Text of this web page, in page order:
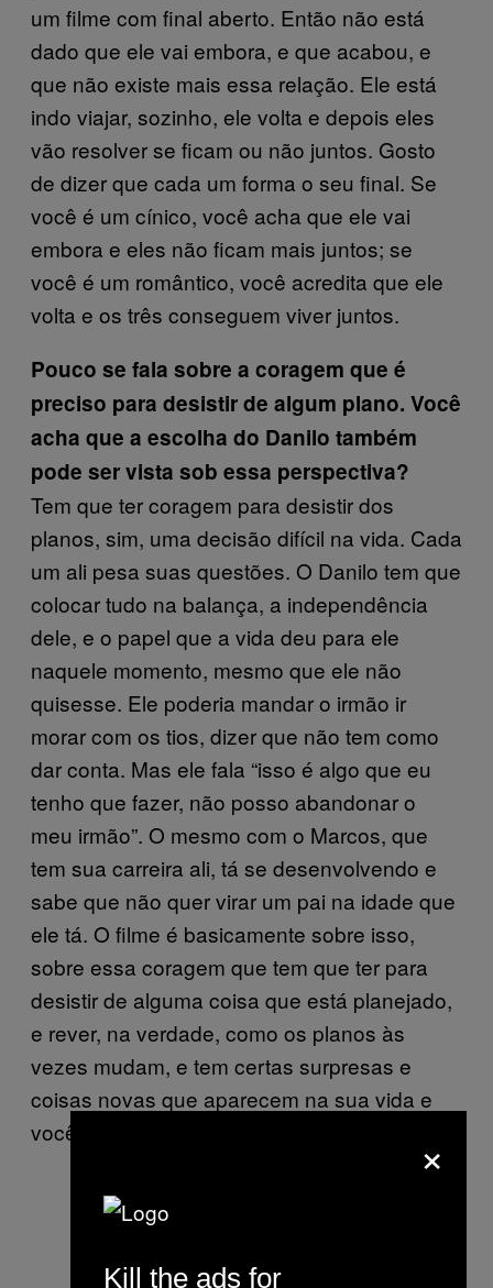
um filme com final aberto. Então não está
dado que ele vai embora, e que acabou, e
que não existe mais essa relação. Ele está
indo viajar, sozinho, ele volta e depois eles
vão resolver se ficam ou não juntos. Gosto
de dizer que cada um forma o seu final. Se
você é um cínico, você acha que ele vai
embora e eles não ficam mais juntos; se
você é um romântico, você acredita que ele
volta e os três conseguem viver juntos.
Pouco se fala sobre a coragem que é
preciso para desistir de algum plano. Você
acha que a escolha do Danilo também
pode ser vista sob essa perspectiva?
Tem que ter coragem para desistir dos
planos, sim, uma decisão difícil na vida. Cada
um ali pesa suas questões. O Danilo tem que
colocar tudo na balança, a independência
dele, e o papel que a vida deu para ele
naquele momento, mesmo que ele não
quisesse. Ele poderia mandar o irmão ir
morar com os tios, dizer que não tem como
dar conta. Mas ele fala “isso é algo que eu
tenho que fazer, não posso abandonar o
meu irmão”. O mesmo com o Marcos, que
tem sua carreira ali, tá se desenvolvendo e
sabe que não quer virar um pai na idade que
ele tá. O filme é basicamente sobre isso,
sobre essa coragem que tem que ter para
desistir de alguma coisa que está planejado,
e rever, na verdade, como os planos às
vezes mudam, e tem certas surpresas e
coisas novas que aparecem na sua vida e
você tem que aprender a olhar.
×
Kill the ads for